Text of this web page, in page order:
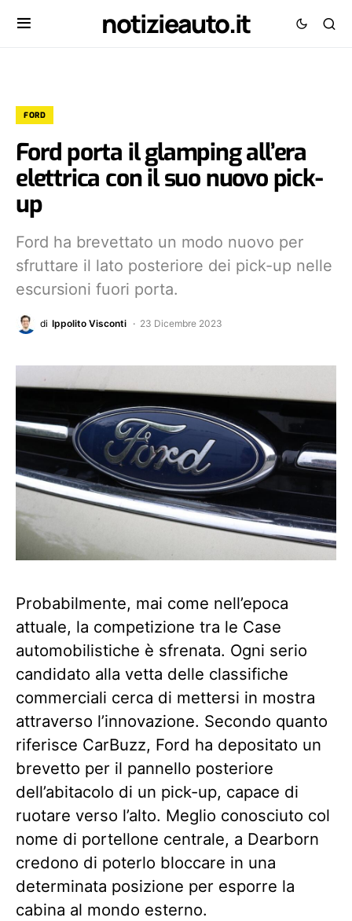
notizieauto.it
FORD
Ford porta il glamping all’era
elettrica con il suo nuovo pick-
up
Ford ha brevettato un modo nuovo per
sfruttare il lato posteriore dei pick-up nelle
escursioni fuori porta.
di Ippolito Visconti 23 Dicembre 2023
Probabilmente, mai come nell’epoca
attuale, la competizione tra le Case
automobilistiche è sfrenata. Ogni serio
candidato alla vetta delle classifiche
commerciali cerca di mettersi in mostra
attraverso l’innovazione. Secondo quanto
riferisce CarBuzz, Ford ha depositato un
brevetto per il pannello posteriore
dell’abitacolo di un pick-up, capace di
ruotare verso l’alto. Meglio conosciuto col
nome di portellone centrale, a Dearborn
credono di poterlo bloccare in una
determinata posizione per esporre la
cabina al mondo esterno.